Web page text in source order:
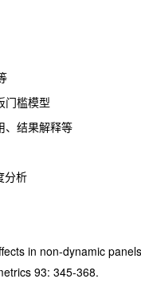
门槛模型
、结果解释等
分析
in non-dynamic
93: 345-368.